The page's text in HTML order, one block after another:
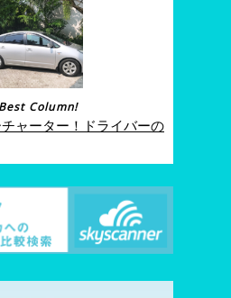
Best Column!
ャーター！ドライバーの